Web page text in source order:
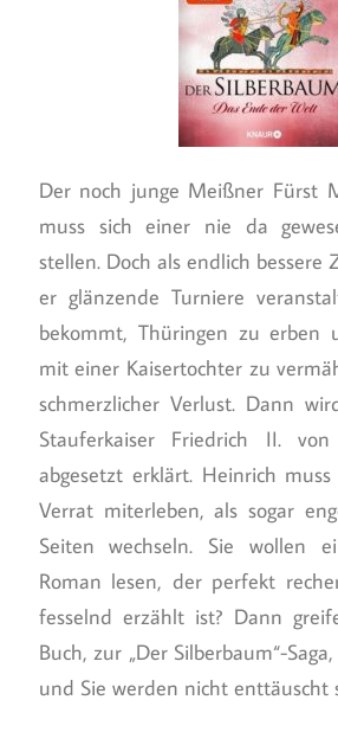
Der noch junge Meißner Fürst
muss sich einer nie da
stellen. Doch als endlich bessere
er glänzende Turniere
bekommt, Thüringen zu erben
mit einer Kaisertochter zu
schmerzlicher Verlust. Dann
Stauferkaiser Friedrich II.
abgesetzt erklärt. Heinrich
Verrat miterleben, als sogar
Seiten wechseln. Sie wollen
Roman lesen, der perfekt
fesselnd erzählt ist? Dann
Buch, zur „Der Silberbaum“-
und Sie werden nicht enttäuscht